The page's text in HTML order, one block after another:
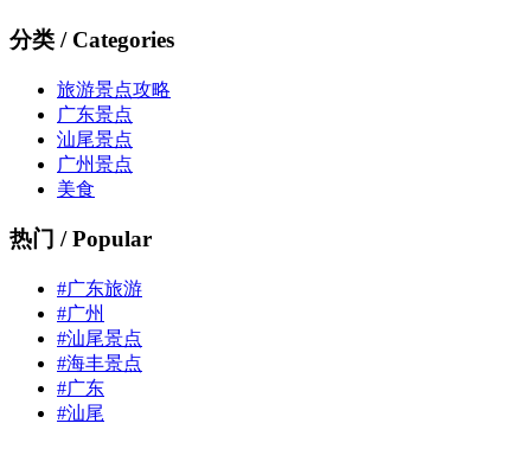
分类 / Categories
旅游景点攻略
广东景点
汕尾景点
广州景点
美食
热门 / Popular
#广东旅游
#广州
#汕尾景点
#海丰景点
#广东
#汕尾